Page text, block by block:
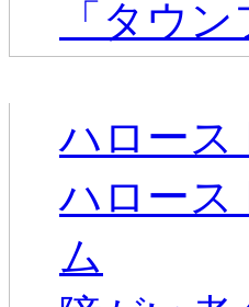
「タウ
ハロース
ハロース
ム